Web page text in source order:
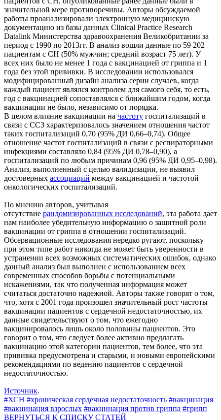
значительной мере противоречивы. Авторы обсуждаемой
работы проанализировали электронную медицинскую
документацию из базы данных Clinical Practice Research
Datalink Министерства здравоохранения Великобритании за
период с 1990 по 2013гг. В анализ вошли данные по 59 202
пациентам с СН (50% мужчин; средний возраст 75 лет). У
всех них было не менее 1 года с вакцинацией от гриппа и 1
года без этой прививки. В исследовании использовался
модифицированный дизайн анализа серии случаев, когда
каждый пациент являлся контролем для самого себя, то есть,
год с вакцинацией сопоставлялся с ближайшим годом, когда
вакцинации не было, независимо от порядка.
В целом влияние вакцинации на частоту госпитализаций в
связи с ССЗ характеризовалось значением отношения частот
таких госпитализаций 0,70 (95% ДИ 0,66–0,74). Общее
отношение частот госпитализаций в связи с респираторными
инфекциями составляло 0,84 (95% ДИ 0,78–0,90), а
госпитализаций по любым причинам 0,96 (95% ДИ 0,95–0,98).
Анализ, выполненный с целью валидизации, не выявил
достоверных ассоциаций между вакцинацией и частотой
онкологических госпитализаций.
По мнению авторов, учитывая
отсутствие рандомизированных исследований, эта работа дает
нам наиболее убедительную информацию о защитной роли
вакцинации от гриппа в отношении госпитализаций.
Обсервационные исследования нередко ругают, поскольку
при этом типе работ никогда не может быть уверенности в
устранении всех возможных систематических ошибок, однако
данный анализ был выполнен с использованием всех
современных способов борьбы с потенциальными
искажениями, так что полученная информация может
считаться достаточно надежной. Авторы также говорят о том,
что, хотя с 2001 года произошел значительный рост частоты
вакцинации пациентов с сердечной недостаточностью, их
данные свидетельствуют о том, что ежегодно
вакцинировалось лишь около половины пациентов. Это
говорит о том, что следует более активно предлагать
вакцинацию этой категории пациентов, тем более, что эта
прививка предусмотрена и старыми, и новыми европейскими
рекомендациями по ведению пациентов с сердечной
недостаточностью.
Источник.
#ХСН #хроническая сердечная недостаточность #вакцинация
#вакцинация взрослых #вакцинация против гриппа #грипп
ВЕРНУТЬСЯ К СПИСКУ СТАТЕЙ